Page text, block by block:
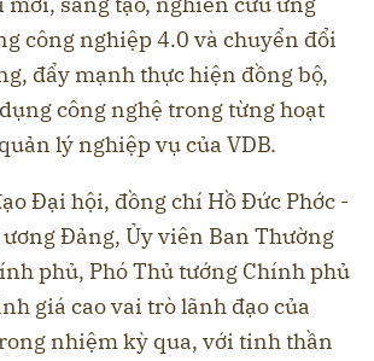
công nghiệp 4.0 và chuyển đổi
đẩy mạnh thực hiện đồng bộ,
công nghệ trong từng hoạt
lý nghiệp vụ của VDB.
Đại hội, đồng chí Hồ Đức Phớc -
Đảng, Ủy viên Ban Thường
phủ, Phó Thủ tướng Chính phủ
giá cao vai trò lãnh đạo của
nhiệm kỳ qua, với tinh thần